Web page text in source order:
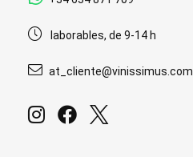
laborables, de 9-14 h
at_cliente@vinissimus.com